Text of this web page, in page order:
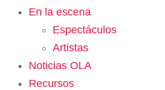
En la escena
Espectáculos
Artistas
Noticias OLA
Recursos